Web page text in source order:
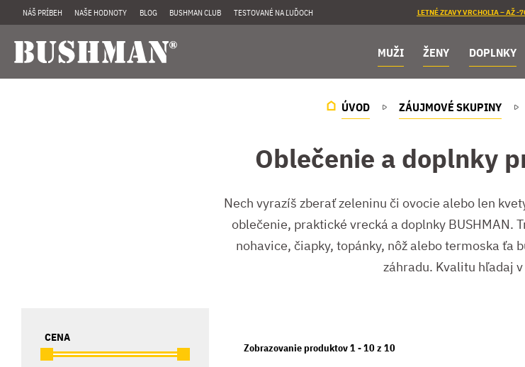
NÁŠ PRÍBEH NAŠE HODNOTY BLOG BUSHMAN CLUB TESTOVANÉ NA ĽUĎOCH LETNÉ ZĽAVY VRCHOLIA – AŽ -
MUŽI ŽENY DOPLNKY
ÚVOD ZÁUJMOVÉ SKUPINY
Oblečenie a doplnky
Nech vyrazíš zberať zeleninu či ovocie alebo len
oblečenie, praktické vrecká a doplnky BUSHMAN.
nohavice, čiapky, topánky, nôž alebo termoska ťa
záhradu. Kvalitu hľadaj
CENA
Zobrazovanie produktov 1 -10z 10